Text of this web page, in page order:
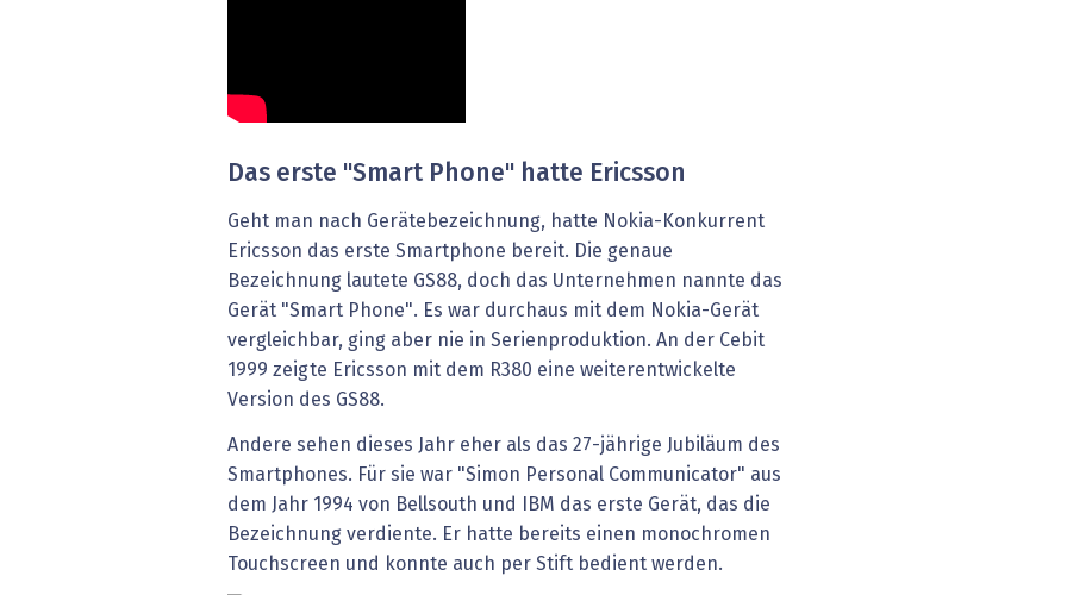
Das erste "Smart Phone" hatte Ericsson
Geht man nach Gerätebezeichnung, hatte Nokia-Konkurrent
Ericsson das erste Smartphone bereit. Die genaue
Bezeichnung lautete GS88, doch das Unternehmen nannte das
Gerät "Smart Phone". Es war durchaus mit dem Nokia-Gerät
vergleichbar, ging aber nie in Serienproduktion. An der Cebit
1999 zeigte Ericsson mit dem R380 eine weiterentwickelte
Version des GS88.
Andere sehen dieses Jahr eher als das 27-jährige Jubiläum des
Smartphones. Für sie war "Simon Personal Communicator" aus
dem Jahr 1994 von Bellsouth und IBM das erste Gerät, das die
Bezeichnung verdiente. Er hatte bereits einen monochromen
Touchscreen und konnte auch per Stift bedient werden.